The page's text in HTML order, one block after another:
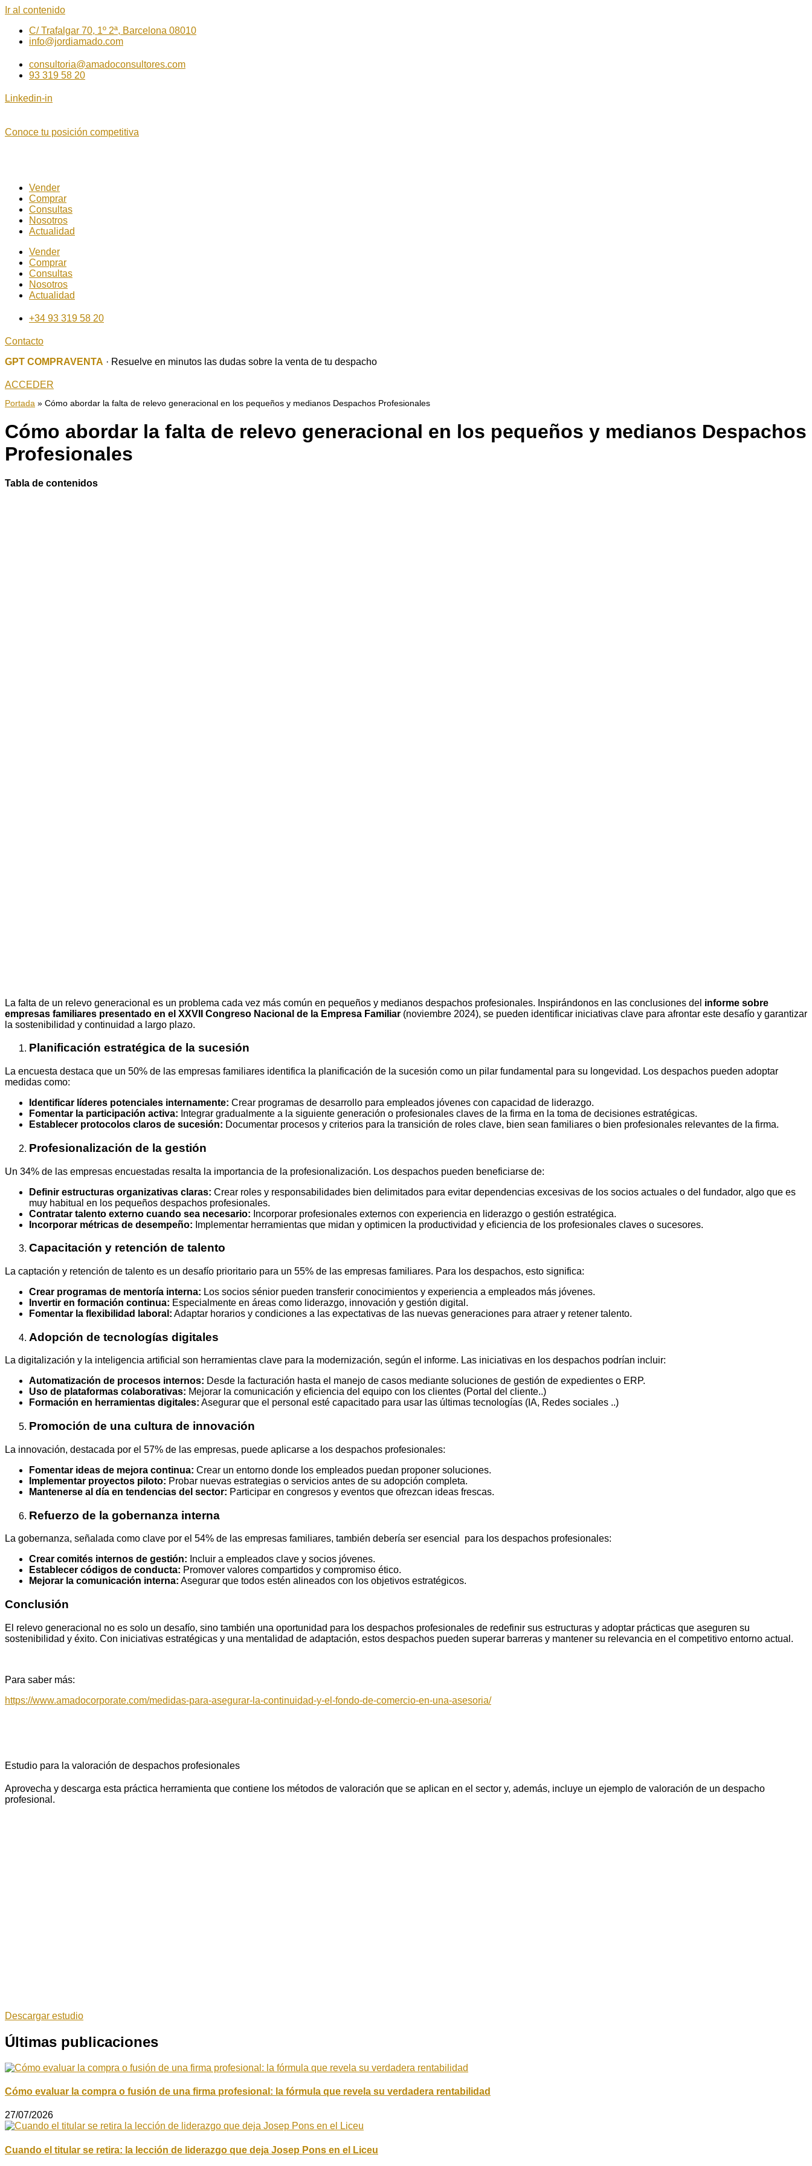
Ir al contenido
C/ Trafalgar 70, 1º 2ª, Barcelona 08010
info@jordiamado.com
consultoria@amadoconsultores.com
93 319 58 20
Linkedin-in
Conoce tu posición competitiva
Vender
Comprar
Consultas
Nosotros
Actualidad
Vender
Comprar
Consultas
Nosotros
Actualidad
+34 93 319 58 20
Contacto
GPT COMPRAVENTA · Resuelve en minutos las dudas sobre la venta de tu despacho
ACCEDER
Portada » Cómo abordar la falta de relevo generacional en los pequeños y medianos Despachos Profesionales
Cómo abordar la falta de relevo generacional en los pequeños y medianos Despachos
Profesionales
Tabla de contenidos
La falta de un relevo generacional es un problema cada vez más común en pequeños y medianos despachos profesionales. Inspirándonos en las conclusiones del informe sobre
empresas familiares presentado en el XXVII Congreso Nacional de la Empresa Familiar (noviembre 2024), se pueden identificar iniciativas clave para afrontar este desafío y garantizar
la sostenibilidad y continuidad a largo plazo.
Planificación estratégica de la sucesión
La encuesta destaca que un 50% de las empresas familiares identifica la planificación de la sucesión como un pilar fundamental para su longevidad. Los despachos pueden adoptar
medidas como:
Identificar líderes potenciales internamente: Crear programas de desarrollo para empleados jóvenes con capacidad de liderazgo.
Fomentar la participación activa: Integrar gradualmente a la siguiente generación o profesionales claves de la firma en la toma de decisiones estratégicas.
Establecer protocolos claros de sucesión: Documentar procesos y criterios para la transición de roles clave, bien sean familiares o bien profesionales relevantes de la firma.
Profesionalización de la gestión
Un 34% de las empresas encuestadas resalta la importancia de la profesionalización. Los despachos pueden beneficiarse de:
Definir estructuras organizativas claras: Crear roles y responsabilidades bien delimitados para evitar dependencias excesivas de los socios actuales o del fundador, algo que es
muy habitual en los pequeños despachos profesionales.
Contratar talento externo cuando sea necesario: Incorporar profesionales externos con experiencia en liderazgo o gestión estratégica.
Incorporar métricas de desempeño: Implementar herramientas que midan y optimicen la productividad y eficiencia de los profesionales claves o sucesores.
Capacitación y retención de talento
La captación y retención de talento es un desafío prioritario para un 55% de las empresas familiares. Para los despachos, esto significa:
Crear programas de mentoría interna: Los socios sénior pueden transferir conocimientos y experiencia a empleados más jóvenes.
Invertir en formación continua: Especialmente en áreas como liderazgo, innovación y gestión digital.
Fomentar la flexibilidad laboral: Adaptar horarios y condiciones a las expectativas de las nuevas generaciones para atraer y retener talento.
Adopción de tecnologías digitales
La digitalización y la inteligencia artificial son herramientas clave para la modernización, según el informe. Las iniciativas en los despachos podrían incluir:
Automatización de procesos internos: Desde la facturación hasta el manejo de casos mediante soluciones de gestión de expedientes o ERP.
Uso de plataformas colaborativas: Mejorar la comunicación y eficiencia del equipo con los clientes (Portal del cliente..)
Formación en herramientas digitales: Asegurar que el personal esté capacitado para usar las últimas tecnologías (IA, Redes sociales ..)
Promoción de una cultura de innovación
La innovación, destacada por el 57% de las empresas, puede aplicarse a los despachos profesionales:
Fomentar ideas de mejora continua: Crear un entorno donde los empleados puedan proponer soluciones.
Implementar proyectos piloto: Probar nuevas estrategias o servicios antes de su adopción completa.
Mantenerse al día en tendencias del sector: Participar en congresos y eventos que ofrezcan ideas frescas.
Refuerzo de la gobernanza interna
La gobernanza, señalada como clave por el 54% de las empresas familiares, también debería ser esencial para los despachos profesionales:
Crear comités internos de gestión: Incluir a empleados clave y socios jóvenes.
Establecer códigos de conducta: Promover valores compartidos y compromiso ético.
Mejorar la comunicación interna: Asegurar que todos estén alineados con los objetivos estratégicos.
Conclusión
El relevo generacional no es solo un desafío, sino también una oportunidad para los despachos profesionales de redefinir sus estructuras y adoptar prácticas que aseguren su
sostenibilidad y éxito. Con iniciativas estratégicas y una mentalidad de adaptación, estos despachos pueden superar barreras y mantener su relevancia en el competitivo entorno actual.
Para saber más:
https://www.amadocorporate.com/medidas-para-asegurar-la-continuidad-y-el-fondo-de-comercio-en-una-asesoria/
Estudio para la valoración de despachos profesionales
Aprovecha y descarga esta práctica herramienta que contiene los métodos de valoración que se aplican en el sector y, además, incluye un ejemplo de valoración de un despacho
profesional.
Descargar estudio
Últimas publicaciones
Cómo evaluar la compra o fusión de una firma profesional: la fórmula que revela su verdadera rentabilidad
27/07/2026
Cuando el titular se retira: la lección de liderazgo que deja Josep Pons en el Liceu